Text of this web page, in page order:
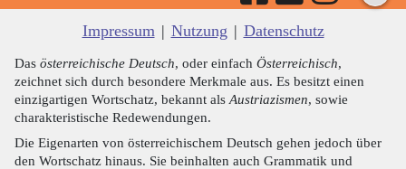
Impressum | Nutzung | Datenschutz
Das österreichische Deutsch, oder einfach Österreichisch,
zeichnet sich durch besondere Merkmale aus. Es besitzt einen
einzigartigen Wortschatz, bekannt als Austriazismen, sowie
charakteristische Redewendungen.
Die Eigenarten von österreichischem Deutsch gehen jedoch über
den Wortschatz hinaus. Sie beinhalten auch Grammatik und